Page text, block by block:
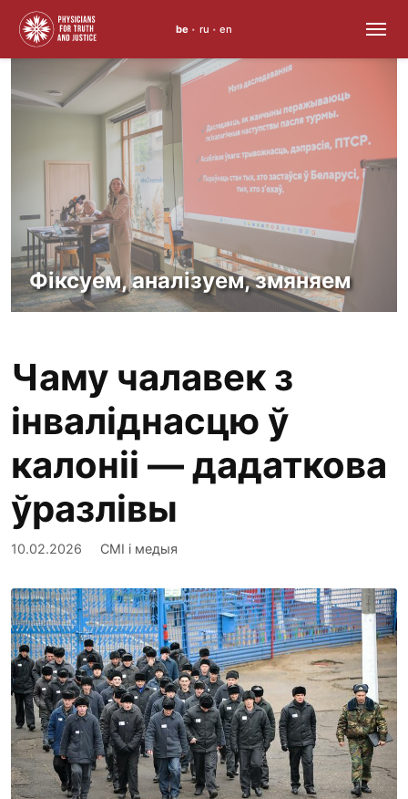
да
змесціва
be • ru • en
Фіксуем, аналізуем, змяняем
Чаму чалавек з
інваліднасцю ў
калоніі — дадаткова
ўразлівы
10.02.2026 СМІ і медыя